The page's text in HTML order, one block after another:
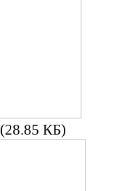
(28.85 КБ)